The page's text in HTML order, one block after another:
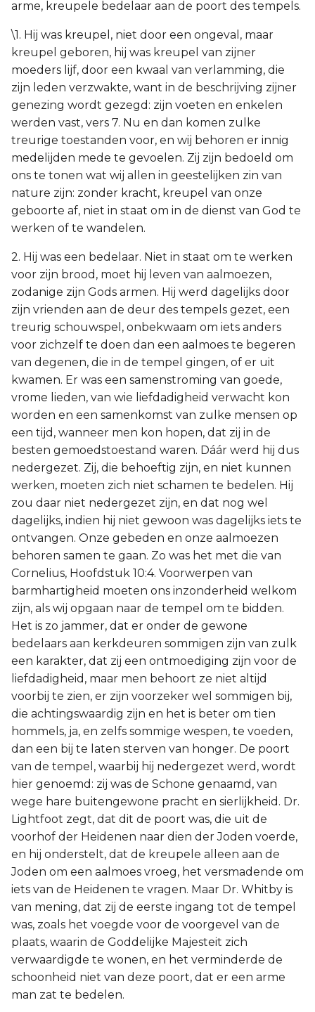
arme, kreupele bedelaar aan de poort des tempels.
\1. Hij was kreupel, niet door een ongeval, maar
kreupel geboren, hij was kreupel van zijner
moeders lijf, door een kwaal van verlamming, die
zijn leden verzwakte, want in de beschrijving zijner
genezing wordt gezegd: zijn voeten en enkelen
werden vast, vers 7. Nu en dan komen zulke
treurige toestanden voor, en wij behoren er innig
medelijden mede te gevoelen. Zij zijn bedoeld om
ons te tonen wat wij allen in geestelijken zin van
nature zijn: zonder kracht, kreupel van onze
geboorte af, niet in staat om in de dienst van God te
werken of te wandelen.
2. Hij was een bedelaar. Niet in staat om te werken
voor zijn brood, moet hij leven van aalmoezen,
zodanige zijn Gods armen. Hij werd dagelijks door
zijn vrienden aan de deur des tempels gezet, een
treurig schouwspel, onbekwaam om iets anders
voor zichzelf te doen dan een aalmoes te begeren
van degenen, die in de tempel gingen, of er uit
kwamen. Er was een samenstroming van goede,
vrome lieden, van wie liefdadigheid verwacht kon
worden en een samenkomst van zulke mensen op
een tijd, wanneer men kon hopen, dat zij in de
besten gemoedstoestand waren. Dáár werd hij dus
nedergezet. Zij, die behoeftig zijn, en niet kunnen
werken, moeten zich niet schamen te bedelen. Hij
zou daar niet nedergezet zijn, en dat nog wel
dagelijks, indien hij niet gewoon was dagelijks iets te
ontvangen. Onze gebeden en onze aalmoezen
behoren samen te gaan. Zo was het met die van
Cornelius, Hoofdstuk 10:4. Voorwerpen van
barmhartigheid moeten ons inzonderheid welkom
zijn, als wij opgaan naar de tempel om te bidden.
Het is zo jammer, dat er onder de gewone
bedelaars aan kerkdeuren sommigen zijn van zulk
een karakter, dat zij een ontmoediging zijn voor de
liefdadigheid, maar men behoort ze niet altijd
voorbij te zien, er zijn voorzeker wel sommigen bij,
die achtingswaardig zijn en het is beter om tien
hommels, ja, en zelfs sommige wespen, te voeden,
dan een bij te laten sterven van honger. De poort
van de tempel, waarbij hij nedergezet werd, wordt
hier genoemd: zij was de Schone genaamd, van
wege hare buitengewone pracht en sierlijkheid. Dr.
Lightfoot zegt, dat dit de poort was, die uit de
voorhof der Heidenen naar dien der Joden voerde,
en hij onderstelt, dat de kreupele alleen aan de
Joden om een aalmoes vroeg, het versmadende om
iets van de Heidenen te vragen. Maar Dr. Whitby is
van mening, dat zij de eerste ingang tot de tempel
was, zoals het voegde voor de voorgevel van de
plaats, waarin de Goddelijke Majesteit zich
verwaardigde te wonen, en het verminderde de
schoonheid niet van deze poort, dat er een arme
man zat te bedelen.